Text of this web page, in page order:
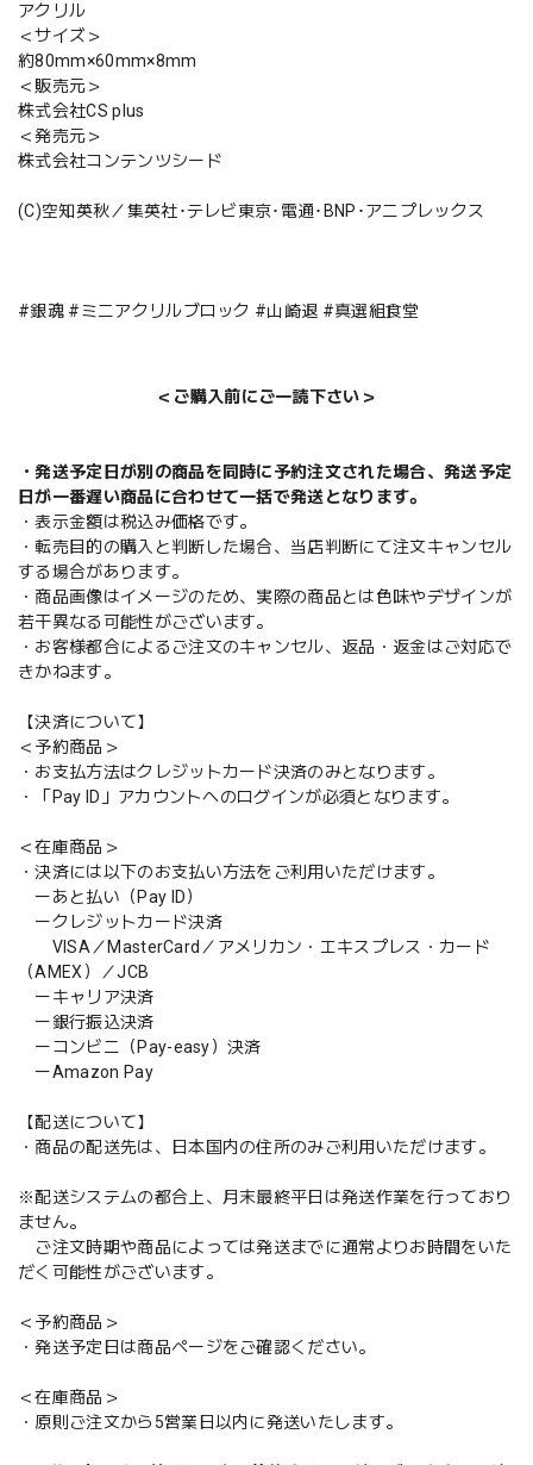
アクリル
＜サイズ＞
約80mm×60mm×8mm
＜販売元＞
株式会社CS plus
＜発売元＞
株式会社コンテンツシード
(C)空知英秋／集英社･テレビ東京･電通･BNP･アニプレックス
#銀魂 #ミニアクリルブロック #山崎退 #真選組食堂
＜ご購入前にご一読下さい＞
・発送予定日が別の商品を同時に予約注文された場合、発送予定
日が一番遅い商品に合わせて一括で発送となります。
・表示金額は税込み価格です。
・転売目的の購入と判断した場合、当店判断にて注文キャンセル
する場合があります。
・商品画像はイメージのため、実際の商品とは色味やデザインが
若干異なる可能性がございます。
・お客様都合によるご注文のキャンセル、返品・返金はご対応で
きかねます。
【決済について】
＜予約商品＞
・お支払方法はクレジットカード決済のみとなります。
・「Pay ID」アカウントへのログインが必須となります。
＜在庫商品＞
・決済には以下のお支払い方法をご利用いただけます。
ーあと払い（Pay ID）
ークレジットカード決済
VISA／MasterCard／アメリカン・エキスプレス・カード
（AMEX）／JCB
ーキャリア決済
ー銀行振込決済
ーコンビニ（Pay-easy）決済
ーAmazon Pay
【配送について】
・商品の配送先は、日本国内の住所のみご利用いただけます。
※配送システムの都合上、月末最終平日は発送作業を行っており
ません。
ご注文時期や商品によっては発送までに通常よりお時間をいた
だく可能性がございます。
＜予約商品＞
・発送予定日は商品ページをご確認ください。
＜在庫商品＞
・原則ご注文から5営業日以内に発送いたします。